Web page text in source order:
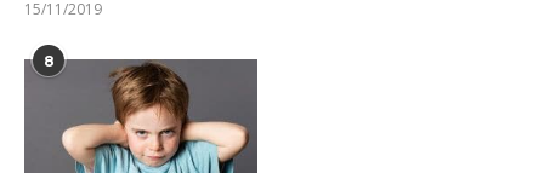
15/11/2019
8